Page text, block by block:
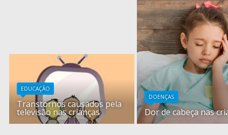
EDUCAÇÃO
Transtornos causados pela
televisão nas crianças
DOENÇAS
Dor de cabeça nas